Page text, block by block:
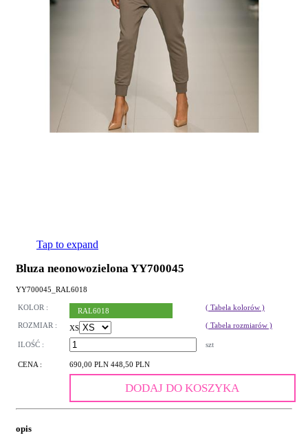
Tap to expand
Bluza neonowozielona YY700045
YY700045_RAL6018
KOLOR : RAL6018 ( Tabela kolorów )
ROZMIAR : XS ( Tabela rozmiarów )
ILOŚĆ : szt
CENA : 690,00 PLN 448,50 PLN
DODAJ DO KOSZYKA
opis